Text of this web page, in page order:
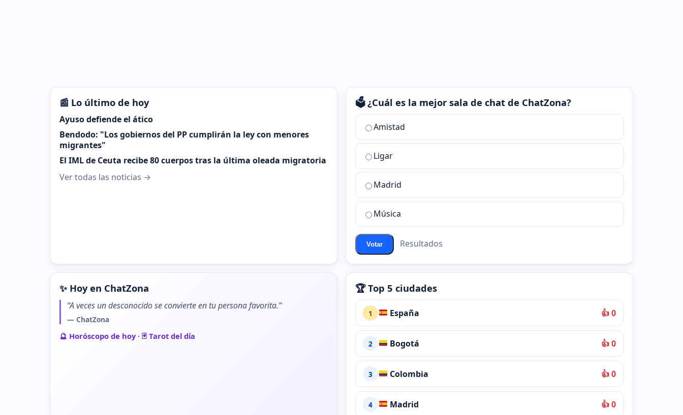
📰 Lo último de hoy
Ayuso defiende el ático
Bendodo: "Los gobiernos del PP cumplirán la ley con menores
migrantes"
El IML de Ceuta recibe 80 cuerpos tras la última oleada migratoria
Ver todas las noticias →
🗳️ ¿Cuál es la mejor sala de chat de ChatZona?
¿Cuál
la
mejor
sala
chat
ChatZona?
Amistad
Ligar
Madrid
Música
Votar Resultados
✨ Hoy en ChatZona
“A veces un desconocido se convierte en tu persona favorita.”
— ChatZona
🔮 Horóscopo de hoy· 🃏 Tarot del día
🏆 Top 5 ciudades
1 España 👍 0
2 Bogotá 👍 0
3 Colombia 👍 0
4 Madrid 👍 0